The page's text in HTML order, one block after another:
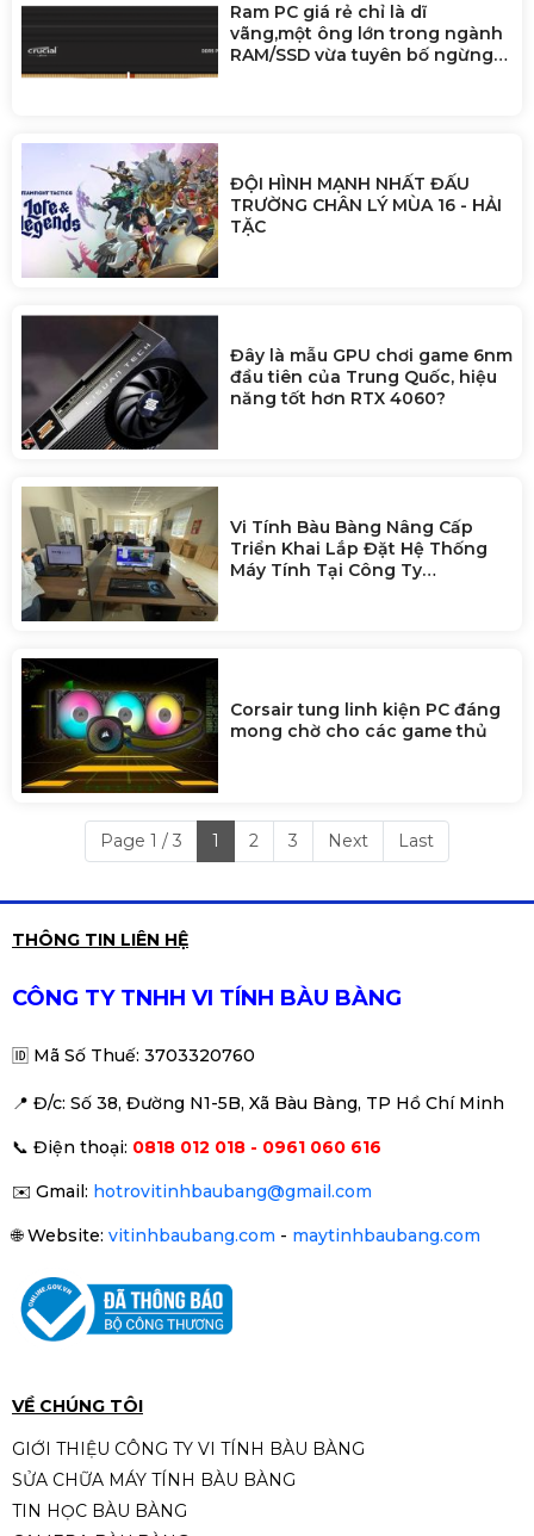
Ram PC giá rẻ chỉ là dĩ
vãng,một ông lớn trong ngành
RAM/SSD vừa tuyên bố ngừng
ĐỘI HÌNH MẠNH NHẤT ĐẤU
TRƯỜNG CHÂN LÝ MÙA 16 - HẢI
TẶC
Đây là mẫu GPU chơi game 6nm
đầu tiên của Trung Quốc, hiệu
năng tốt hơn RTX 4060?
Vi Tính Bàu Bàng Nâng Cấp
Triển Khai Lắp Đặt Hệ Thống
Máy Tính Tại Công Ty
Corsair tung linh kiện PC đáng
mong chờ cho các game thủ
Page 1 / 3 1 2 3 Next Last
THÔNG TIN LIÊN HỆ
CÔNG TY TNHH VI TÍNH BÀU BÀNG
🆔 Mã Số Thuế: 3703320760
📍 Đ/c: Số 38, Đường N1-5B, Xã Bàu Bàng, TP Hồ Chí Minh
📞 Điện thoại: 0818 012 018 - 0961 060 616
✉️ Gmail: hotrovitinhbaubang@gmail.com
🌐Website: vitinhbaubang.com - maytinhbaubang.com
VỀ CHÚNG TÔI
GIỚI THIỆU CÔNG TY VI TÍNH BÀU BÀNG
SỬA CHỮA MÁY TÍNH BÀU BÀNG
TIN HỌC BÀU BÀNG